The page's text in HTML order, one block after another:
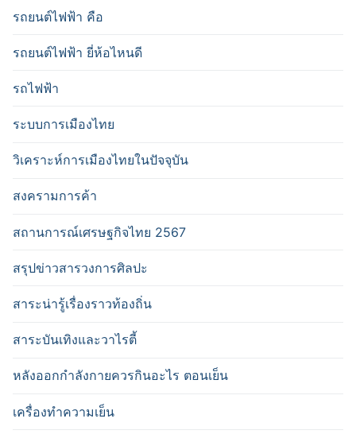
รถยนต์ไฟฟ้า คือ
รถยนต์ไฟฟ้า ยี่ห้อไหนดี
รถไฟฟ้า
ระบบการเมืองไทย
วิเคราะห์การเมืองไทยในปัจจุบัน
สงครามการค้า
สถานการณ์เศรษฐกิจไทย 2567
สรุปข่าวสารวงการศิลปะ
สาระน่ารู้เรื่องราวท้องถิ่น
สาระบันเทิงและวาไรตี้
หลังออกกําลังกายควรกินอะไร ตอนเย็น
เครื่องทำความเย็น